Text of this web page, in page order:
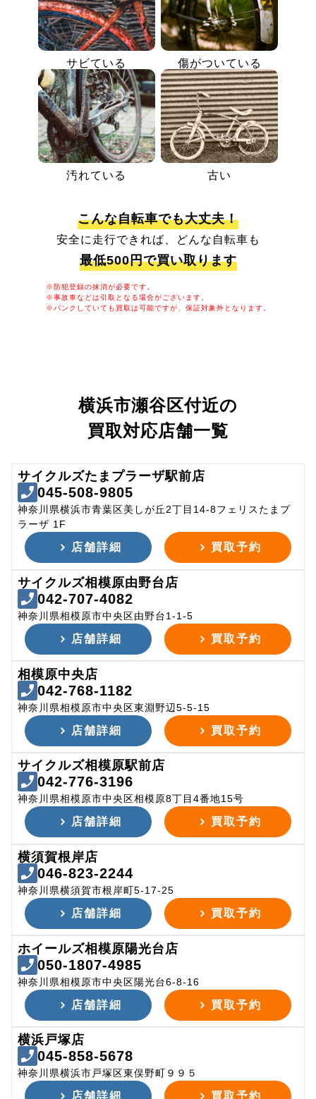
サビている 傷がついている
汚れている 古い
こんな自転車でも大丈夫！
安全に走行できれば、どんな自転車も
最低500円で買い取ります
※防犯登録の抹消が必要です。
※事故車などは引取となる場合がございます。
※パンクしていても買取は可能ですが、保証対象外となります。
横浜市瀬谷区付近の
買取対応店舗一覧
サイクルズたまプラーザ駅前店
045-508-9805
神奈川県横浜市青葉区美しが丘2丁目14-8フェリスたまプ
ラーザ 1F
店舗詳細 買取予約
サイクルズ相模原由野台店
042-707-4082
神奈川県相模原市中央区由野台1-1-5
店舗詳細 買取予約
相模原中央店
042-768-1182
神奈川県相模原市中央区東淵野辺5-5-15
店舗詳細 買取予約
サイクルズ相模原駅前店
042-776-3196
神奈川県相模原市中央区相模原8丁目4番地15号
店舗詳細 買取予約
横須賀根岸店
046-823-2244
神奈川県横須賀市根岸町5-17-25
店舗詳細 買取予約
ホイールズ相模原陽光台店
050-1807-4985
神奈川県相模原市中央区陽光台6-8-16
店舗詳細 買取予約
横浜戸塚店
045-858-5678
神奈川県横浜市戸塚区東俣野町９９５
店舗詳細 買取予約